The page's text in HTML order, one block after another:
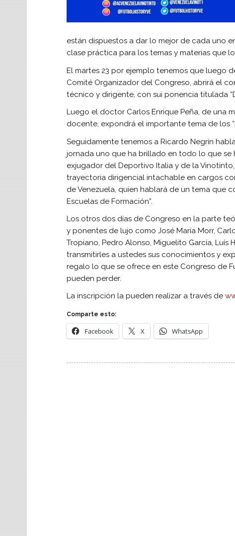
están dispuestos a dar lo mejor de cada uno
clase práctica para los temas y materias que
El martes 23 por ejemplo tenemos que luego
Comité Organizador del Congreso, abrirá el
técnico y dirigente, con sui ponencia titulada
Luego el doctor Carlos Enrique Peña, de una
docente, expondrá el importante tema de los
Seguidamente tenemos a Ricardo Negrín
jornada uno que ha brillado en todo lo que se
exjugador del Deportivo Italia y de la
trayectoria dirigencial intachable en cargos
de Venezuela, quien hablará de un tema que
Escuelas de Formación”.
Los otros dos días de Congreso en la parte
y ponentes de lujo como José María Morr,
Tropiano, Pedro Alonso, Miguelito García, Luís
transmitirles a ustedes sus conocimientos y
regalo lo que se ofrece en este Congreso de
pueden perder.
La inscripción la pueden realizar a través de
Comparte esto:
Facebook X WhatsApp